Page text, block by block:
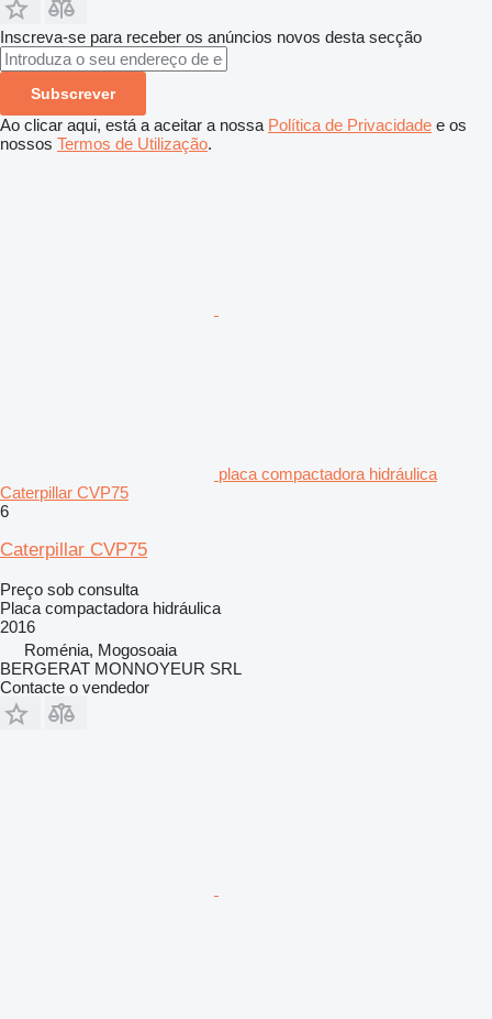
Inscreva-se para receber os anúncios novos desta secção
Subscrever
Ao clicar aqui, está a aceitar a nossa Política de Privacidade e os
nossos Termos de Utilização.
placa compactadora hidráulica
Caterpillar CVP75
6
Caterpillar CVP75
Preço sob consulta
Placa compactadora hidráulica
2016
Roménia, Mogosoaia
BERGERAT MONNOYEUR SRL
Contacte o vendedor